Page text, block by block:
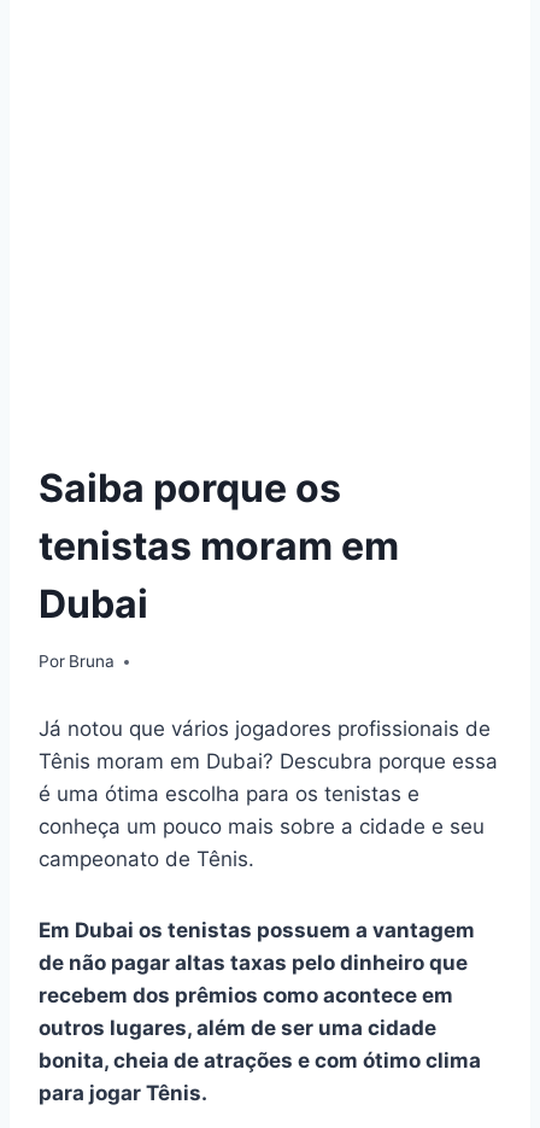
Saiba porque os
tenistas moram em
Dubai
Por Bruna
Já notou que vários jogadores profissionais de
Tênis moram em Dubai? Descubra porque essa
é uma ótima escolha para os tenistas e
conheça um pouco mais sobre a cidade e seu
campeonato de Tênis.
Em Dubai os tenistas possuem a vantagem
de não pagar altas taxas pelo dinheiro que
recebem dos prêmios como acontece em
outros lugares, além de ser uma cidade
bonita, cheia de atrações e com ótimo clima
para jogar Tênis.